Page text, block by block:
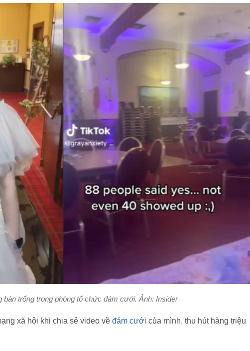
bàn trống trong phòng tổ chức đám cưới. Ảnh: Insider
xã hội khi chia sẻ video về đám cưới của mình, thu hút hàng triệu